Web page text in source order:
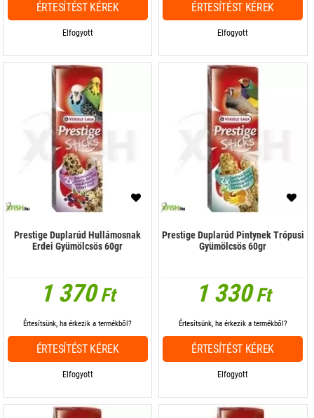
Elfogyott
ÉRTESÍTÉST KÉREK
Elfogyott
ÉRTESÍTÉST KÉREK
Prestige Duplarúd Hullámosnak
Erdei Gyümölcsös 60gr
1 370Ft
Elfogyott
Értesítsünk, ha érkezik a termékből?
ÉRTESÍTÉST KÉREK
Prestige Duplarúd Pintynek Trópusi
Gyümölcsös 60gr
1 330Ft
Elfogyott
Értesítsünk, ha érkezik a termékből?
ÉRTESÍTÉST KÉREK